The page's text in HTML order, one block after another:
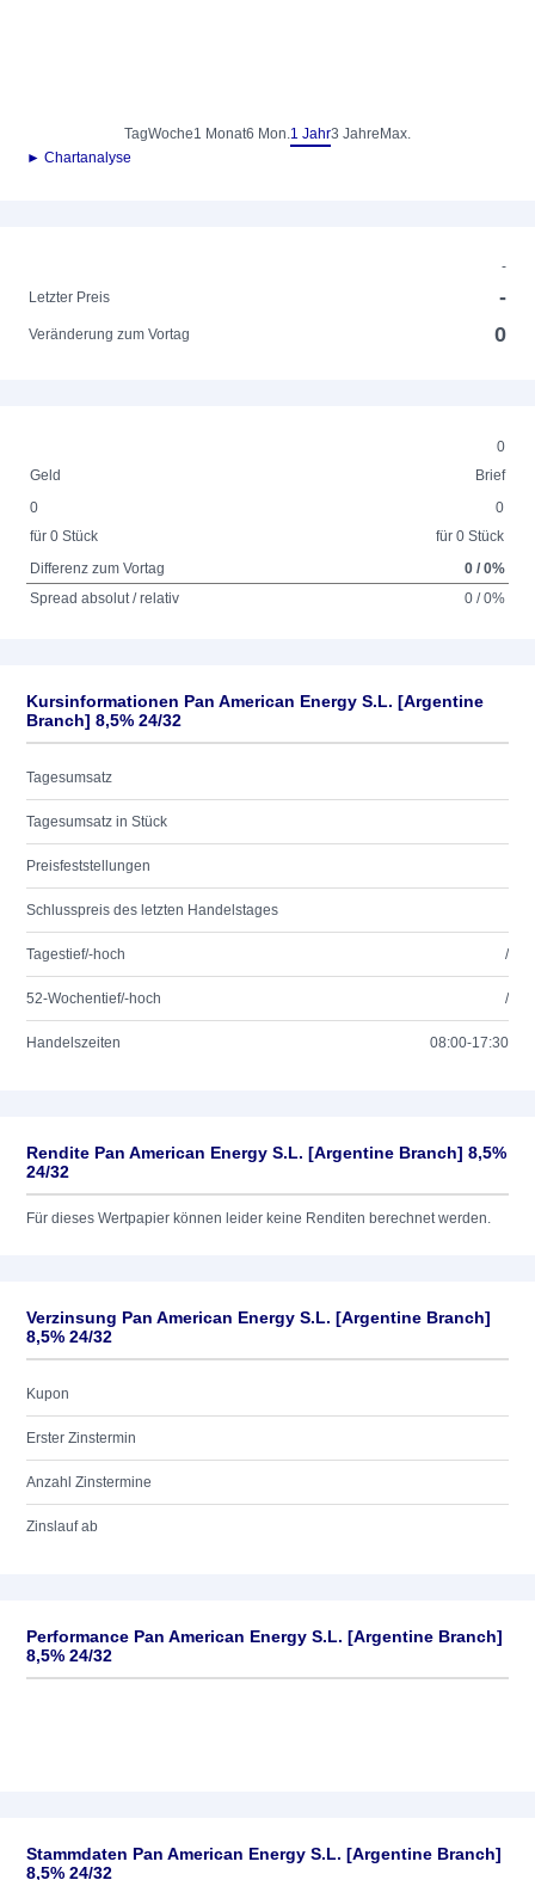
TagWoche1 Monat6 Mon.1 Jahr3 Jahre Max.
► Chartanalyse
-
Letzter Preis
-
Veränderung zum Vortag 0
0
Geld
Brief
0
für 0 Stück
0
für 0 Stück
Differenz zum Vortag
0 / 0%
Spread absolut / relativ
0 / 0%
Kursinformationen Pan American Energy S.L. [Argentine
Branch] 8,5% 24/32
Tagesumsatz
Tagesumsatz in Stück
Preisfeststellungen
Schlusspreis des letzten Handelstages
Tagestief/-hoch /
52-Wochentief/-hoch /
Handelszeiten 08:00-17:30
Rendite Pan American Energy S.L. [Argentine Branch] 8,5%
24/32
Für dieses Wertpapier können leider keine Renditen berechnet werden.
Verzinsung Pan American Energy S.L. [Argentine Branch]
8,5% 24/32
Kupon
Erster Zinstermin
Anzahl Zinstermine
Zinslauf ab
Performance Pan American Energy S.L. [Argentine Branch]
8,5% 24/32
Stammdaten Pan American Energy S.L. [Argentine Branch]
8,5% 24/32